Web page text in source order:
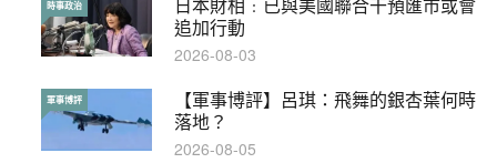
追加行動
時事政治
2026-08-03
【軍事博評】呂琪：飛舞的銀杏葉何時
落地？
軍事博評
2026-08-05
輕百科
2017-10-17
【輕盤點】集會遊行陸續有來？一文盡
覽8月示威活動
輕盤點
2019-08-30